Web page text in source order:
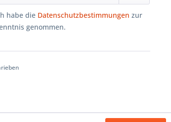
habe die Datenschutzbestimmungen zur
genommen.